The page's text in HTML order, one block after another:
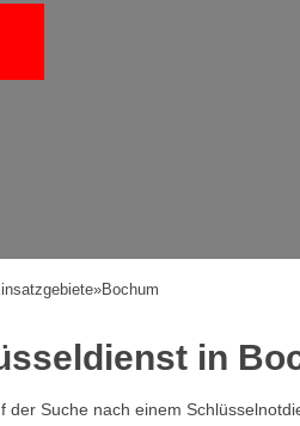
»Bochum
in
der Suche nach einem